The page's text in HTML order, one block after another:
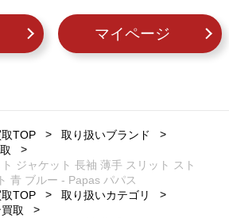
マイページ
TOP
取り扱いブランド
ジャケット 長袖 薄手 スリット スト
青 ブルー - Papas パパス
TOP
取り扱いカテゴリ
取